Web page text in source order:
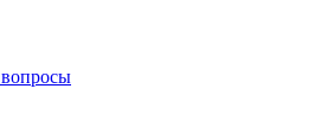
вопросы